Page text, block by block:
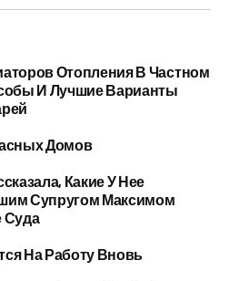
Отопления В Частном
И Лучшие Варианты
Домов
Какие У Нее
Супругом Максимом
Суда
На Работу Вновь